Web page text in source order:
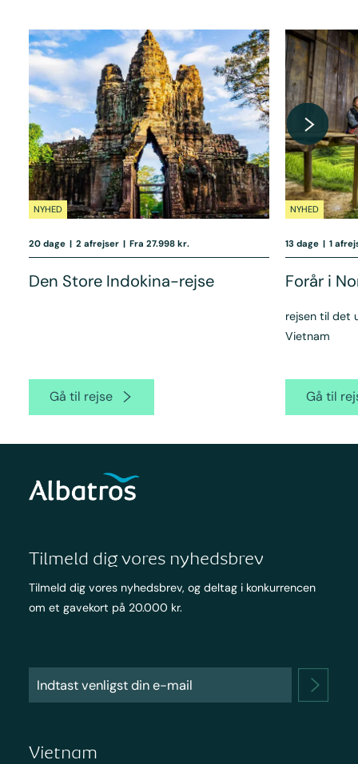
NYHED
20 dage | 2 afrejser | Fra 27.998 kr.
Den Store Indokina-rejse
Gå til rejse
NYHED
13 dage | 1
Forår i
rejsen til det
Vietnam
Gå til
Tilmeld dig vores nyhedsbrev
Tilmeld dig vores nyhedsbrev, og deltag i konkurrencen
om et gavekort på 20.000 kr.
Vietnam